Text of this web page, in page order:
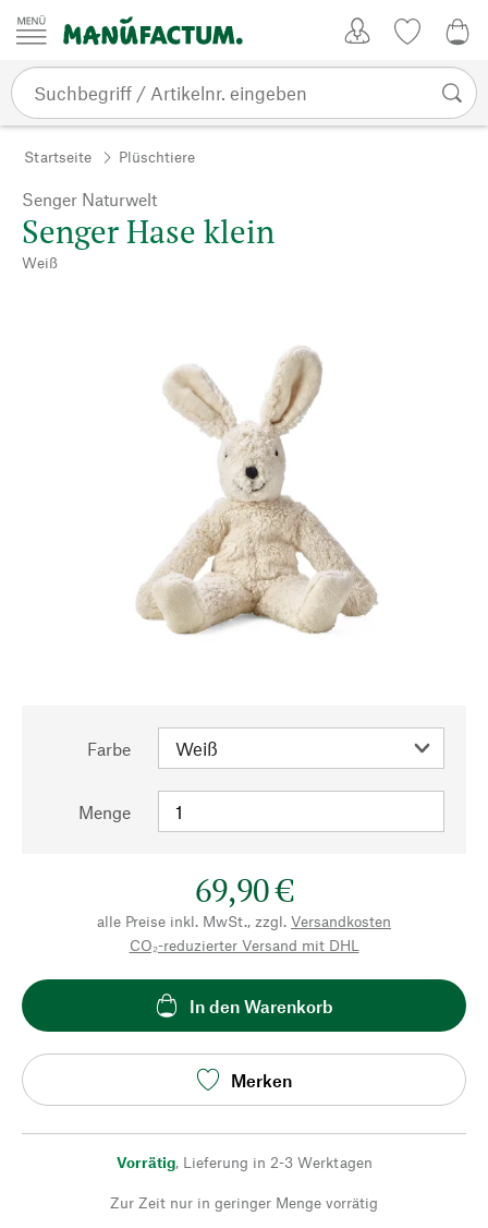
Zum Inhalt springen
Startseite Plüschtiere
Senger Naturwelt
Senger Hase klein
Weiß
Farbe
Menge
69,90 €
alle Preise inkl. MwSt., zzgl. Versandkosten
CO₂-reduzierter Versand mit DHL
In den Warenkorb
Merken
Vorrätig, Lieferung in 2-3 Werktagen
Zur Zeit nur in geringer Menge vorrätig